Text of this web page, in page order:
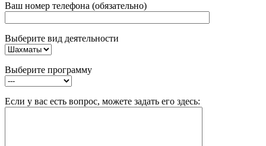
Ваш номер телефона (обязательно)
Выберите вид деятельности
Выберите программу
Если у вас есть вопрос, можете задать его здесь: